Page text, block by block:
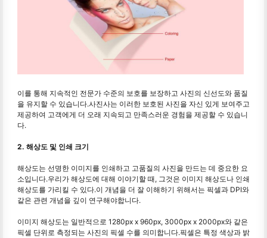
이를 통해 지속적인 전문가 수준의 보호를 보장하고 사진의 신선도와 품질
을 유지할 수 있습니다.사진사는 이러한 보호된 사진을 자신 있게 보여주고
제공하여 고객에게 더 오래 지속되고 만족스러운 경험을 제공할 수 있습니
다.
2. 해상도 및 인쇄 크기
해상도는 선명한 이미지를 인쇄하고 고품질의 사진을 만드는 데 중요한 요
소입니다.우리가 해상도에 대해 이야기할 때, 그것은 이미지 해상도나 인쇄
해상도를 가리킬 수 있다.이 개념을 더 잘 이해하기 위해서는 픽셀과 DPI와
같은 관련 개념을 깊이 연구해야합니다.
이미지 해상도는 일반적으로 1280px x 960px, 3000px x 2000px와 같은
픽셀 단위로 측정되는 사진의 픽셀 수를 의미합니다.픽셀은 특정 색상과 밝